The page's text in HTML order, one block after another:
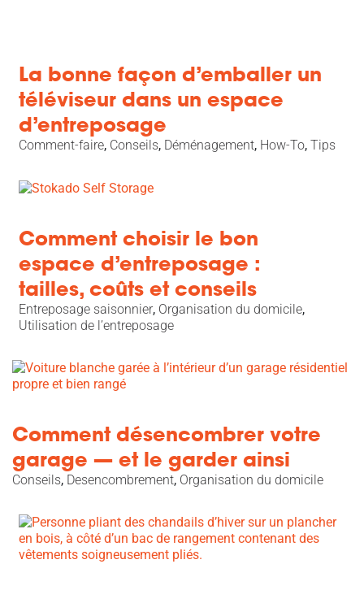
La bonne façon d’emballer un
téléviseur dans un espace
d’entreposage
Comment-faire, Conseils, Déménagement, How-To,Tips
Comment choisir le bon
espace d’entreposage :
tailles, coûts et conseils
Entreposage saisonnier, Organisation du domicile,
Utilisation de l’entreposage
Comment désencombrer votre
garage — et le garder ainsi
Conseils, Desencombrement, Organisation du domicile